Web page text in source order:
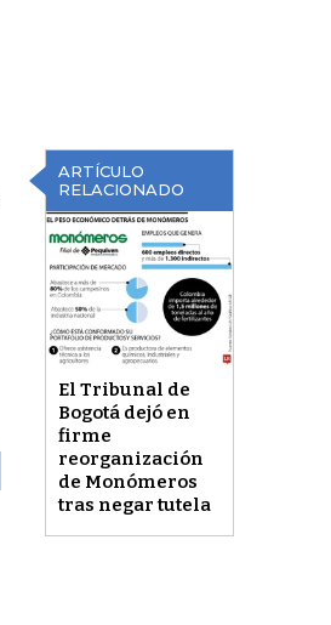
ARTÍCULO
RELACIONADO
El Tribunal de
Bogotá dejó en
firme
reorganización
de Monómeros
tras negar tutela